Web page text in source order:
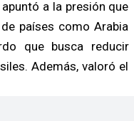
a la presión que
países como Arabia
que busca reducir
Además, valoró el